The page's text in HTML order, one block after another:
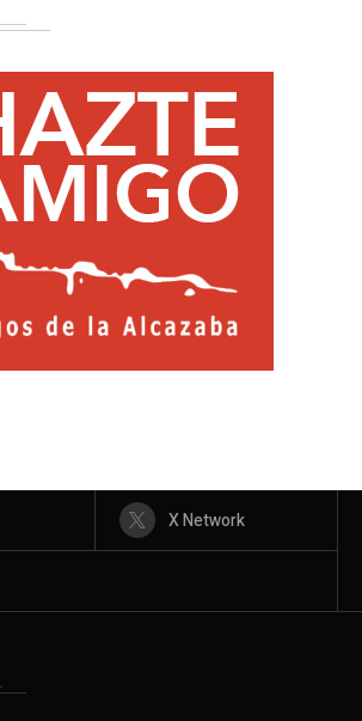
X Network